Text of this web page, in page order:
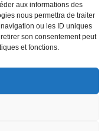
aux informations des
nous permettra de traiter
ou les ID uniques
son consentement peut
et fonctions.